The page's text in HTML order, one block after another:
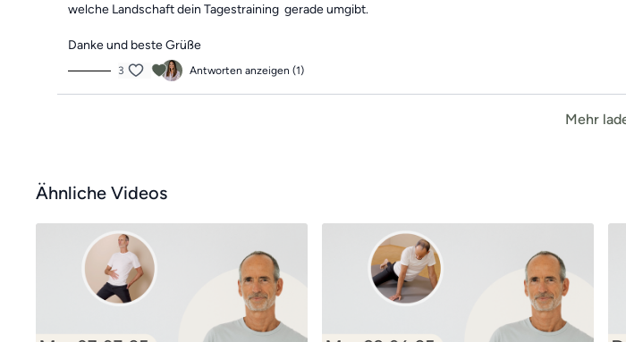
welche Landschaft dein Tagestraining gerade umgibt.
Danke und beste Grüße
3 Antworten anzeigen (1)
Mehr
Ähnliche Videos